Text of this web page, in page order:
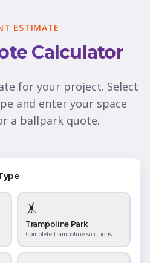
ESTIMATE
Calculator
for your project. Select
and enter your space
a ballpark quote.
🤸
Trampoline Park
Complete trampoline solutions